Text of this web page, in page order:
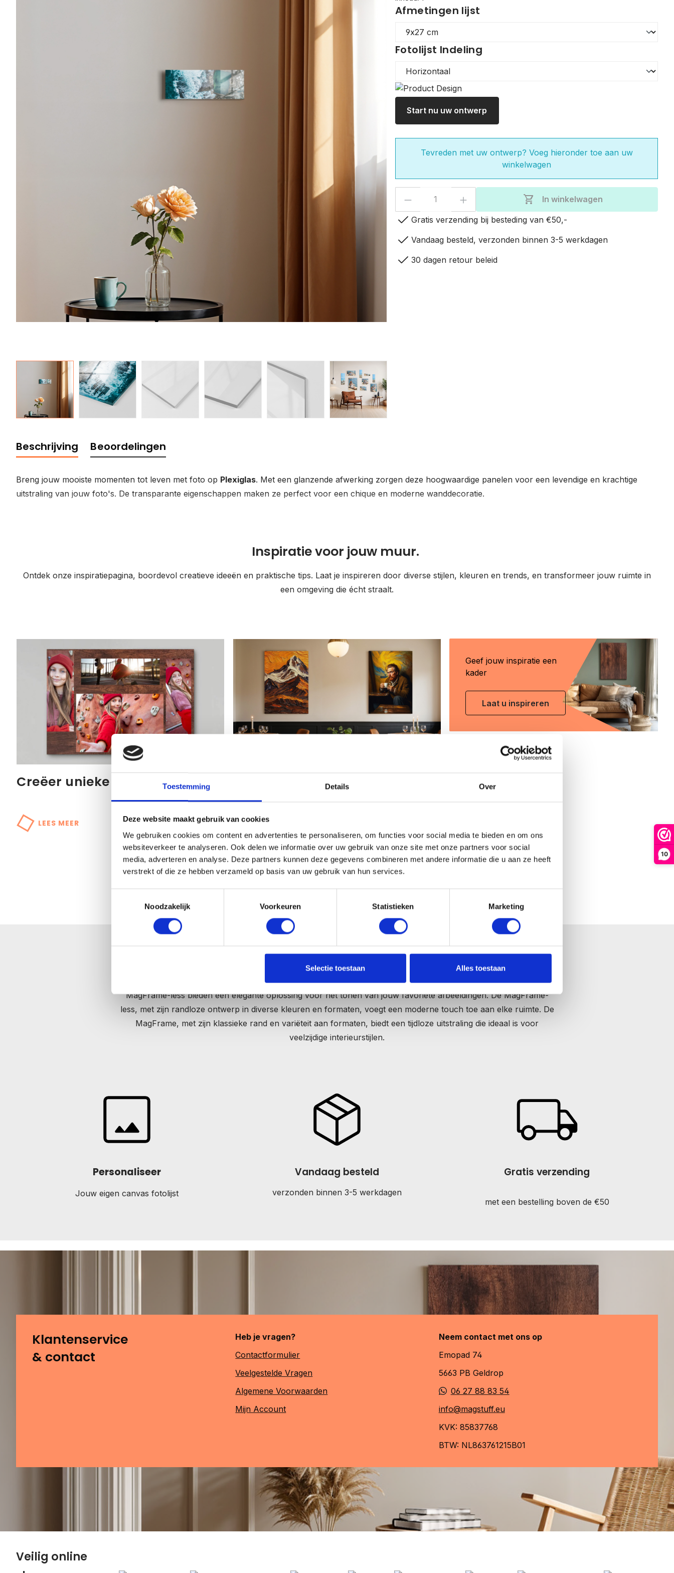
Toestemming Details Over
Deze website maakt gebruik van cookies
We gebruiken cookies om content en advertenties te personaliseren, om functies voor social media te bieden en om ons
websiteverkeer te analyseren. Ook delen we informatie over uw gebruik van onze site met onze partners voor social
media, adverteren en analyse. Deze partners kunnen deze gegevens combineren met andere informatie die u aan ze heeft
verstrekt of die ze hebben verzameld op basis van uw gebruik van hun services.
Noodzakelijk
Voorkeuren Statistieken Marketing
Selectie toestaan Alles toestaan
10
Afmetingen lijst
Fotolijst Indeling
Start nu uw ontwerp
Tevreden met uw ontwerp? Voeg hieronder toe aan uw
winkelwagen
Producthoeveelheid: Voer de gewenste
shopping_cart In winkelwagen
check Gratis verzending bij besteding van €50,-
check Vandaag besteld, verzonden binnen 3-5 werkdagen
check 30 dagen retour beleid
Beschrijving Beoordelingen
Breng jouw mooiste momenten tot leven met foto op Plexiglas. Met een glanzende afwerking zorgen deze hoogwaardige panelen voor een levendige en krachtige
uitstraling van jouw foto's. De transparante eigenschappen maken ze perfect voor een chique en moderne wanddecoratie.
Inspiratie voor jouw muur.
Ontdek onze inspiratiepagina, boordevol creatieve ideeën en praktische tips. Laat je inspireren door diverse stijlen, kleuren en trends, en transformeer jouw ruimte in
een omgeving die écht straalt.
Creëer unieke collages
LEES MEER
Geef jouw horecazaak een
visuele upgrade
LEES MEER
Geef jouw inspiratie een
kader
Laat u inspireren
Flexibele stijl voor elk interieur.
Breng een frisse uitstraling naar jouw interieur met MagFrame’s innovatieve fotoframes. De MagFrame en
MagFrame-less bieden een elegante oplossing voor het tonen van jouw favoriete afbeeldingen. De MagFrame-
less, met zijn randloze ontwerp in diverse kleuren en formaten, voegt een moderne touch toe aan elke ruimte. De
MagFrame, met zijn klassieke rand en variëteit aan formaten, biedt een tijdloze uitstraling die ideaal is voor
veelzijdige interieurstijlen.
Personaliseer
Jouw eigen canvas fotolijst
Vandaag besteld
verzonden binnen 3-5 werkdagen
Gratis verzending
met een bestelling boven de €50
Klantenservice
& contact
Heb je vragen?
Contactformulier
Veelgestelde Vragen
Algemene Voorwaarden
Mijn Account
Neem contact met ons op
Emopad 74
5663 PB Geldrop
06 27 88 83 54
info@magstuff.eu
KVK: 85837768
BTW: NL863761215B01
Veilig online